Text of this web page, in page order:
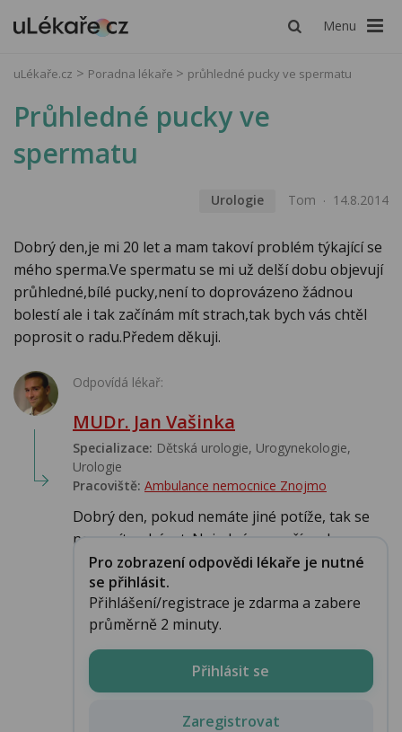
Menu
uLékaře.cz Poradna lékaře průhledné pucky ve spermatu
Průhledné pucky ve
spermatu
Urologie Tom 14.8.2014
Dobrý den,je mi 20 let a mam takoví problém týkající se
mého sperma.Ve spermatu se mi už delší dobu objevují
průhledné,bílé pucky,není to doprovázeno žádnou
bolestí ale i tak začínám mít strach,tak bych vás chtěl
poprosit o radu.Předem děkuji.
Odpovídá lékař:
MUDr. Jan Vašinka
Specializace: Dětská urologie, Urogynekologie,
Urologie‎
Pracoviště: Ambulance nemocnice Znojmo
Dobrý den, pokud nemáte jiné potíže, tak se
nemusíte obávat. Nejedná se o příznak...
Pro zobrazení odpovědi lékaře je nutné
se přihlásit.
Přihlášení/registrace je zdarma a zabere
průměrně 2 minuty.
Přihlásit se
Zaregistrovat